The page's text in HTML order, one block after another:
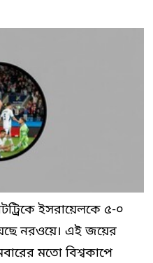
ইসরায়েলকে ৫-০
নরওয়ে। এই জয়ের
মতো বিশ্বকাপে